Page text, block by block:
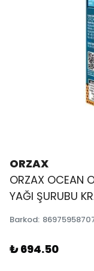
ORZAX
ORZAX OCEAN
YAĞI ŞURUBU
Barkod:
₺ 694.50